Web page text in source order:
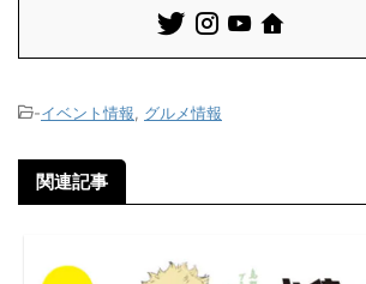
-イベント情報, グルメ情報
関連記事